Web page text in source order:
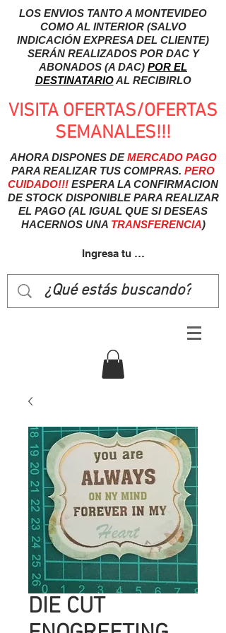
LOS ENVIOS TANTO A MONTEVIDEO
COMO AL INTERIOR (SALVO
INDICACIÓN EXPRESA DEL CLIENTE)
SERÁN REALIZADOS POR DAC Y
ABONADOS (A DAC) POR EL
DESTINATARIOAL RECIBIRLO
VISITA OFERTAS/OFERTAS
SEMANALES!!!
AHORA DISPONES DEMERCADO PAGO
PARA REALIZAR TUS COMPRAS. PERO
CUIDADO!!! ESPERA LA CONFIRMACION
DE STOCK DISPONIBLE PARA REALIZAR
EL PAGO (AL IGUAL QUE SI DESEAS
HACERNOS UNA TRANSFERENCIA)
Ingresa tu usuairo
DIE CUT